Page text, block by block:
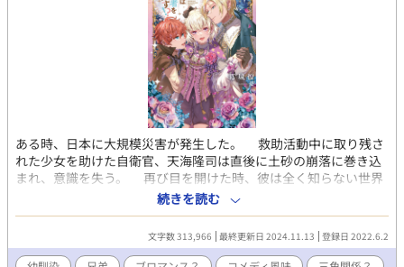
ある時、日本に大規模災害が発生した。 救助活動中に取り残さ
れた少女を助けた自衛官、天海隆司は直後に土砂の崩落に巻き込
まれ、意識を失う。 再び目を開けた時、彼は全く知らない世界
に転生していた。 異世界で美貌の貴族令息に転生した脳筋の元
自衛官は憧れの冒険者になれるのか？！ とってもお馬鹿なコメ
続きを読む
文字数 313,966 最終更新日 2024.11.13 登録日 2022.6.2